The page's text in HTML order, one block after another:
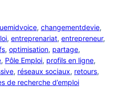
, changementdevie
, entreprenariat, entrepreneur
, optimisation, partage
, Pôle Emploi, profils en ligne
, réseaux sociaux, retours
de recherche d’emploi